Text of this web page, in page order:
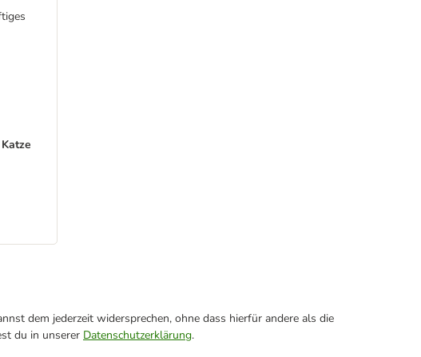
dem jederzeit widersprechen, ohne dass hierfür andere als die
du in unserer Datenschutzerklärung.